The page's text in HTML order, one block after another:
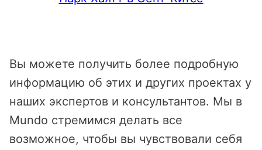
Вы можете получить более подробную
информацию об этих и других проектах у
наших экспертов и консультантов. Мы в
Mundo стремимся делать все
возможное, чтобы вы чувствовали себя